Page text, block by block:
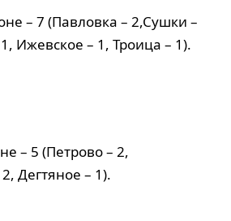
– 7 (Павловка – 2,Сушки –
Ижевское – 1, Троица – 1).
– 5 (Петрово – 2,
Дегтяное – 1).